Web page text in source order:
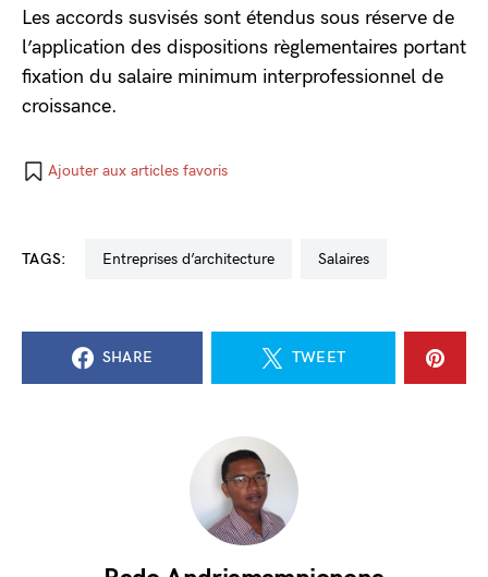
Les accords susvisés sont étendus sous réserve de
l’application des dispositions règlementaires portant
fixation du salaire minimum interprofessionnel de
croissance.
Ajouter aux articles favoris
TAGS: entreprises d’architecture salaires
SHARE TWEET